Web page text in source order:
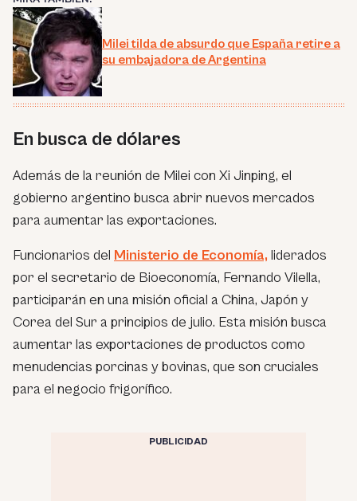
Milei tilda de absurdo que España retire a
su embajadora de Argentina
En busca de dólares
Además de la reunión de Milei con Xi Jinping, el
gobierno argentino busca abrir nuevos mercados
para aumentar las exportaciones.
Funcionarios del Ministerio de Economía, liderados
por el secretario de Bioeconomía, Fernando Vilella,
participarán en una misión oficial a China, Japón y
Corea del Sur a principios de julio. Esta misión busca
aumentar las exportaciones de productos como
menudencias porcinas y bovinas, que son cruciales
para el negocio frigorífico.
PUBLICIDAD